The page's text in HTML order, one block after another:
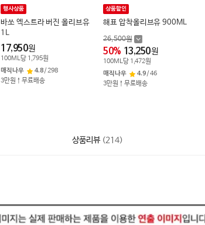
바쏘 엑스트라 버진 올리브유
1L
행사상품
17,950원
100ML당 1,795원
매직나우
4.8/298
3만원↑무료배송
해표 압착올리브유 900ML
상품할인
26,500원
50% 13,250원
100ML당 1,472원
매직나우
4.9/46
3만원↑무료배송
상품리뷰 (214)